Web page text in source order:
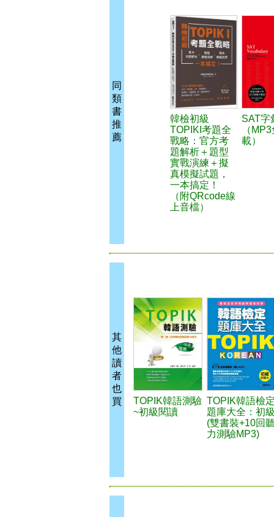
同
類
書
推
薦
韓檢初級
TOPIKI考題全
戰略：官方考
題解析＋題型
實戰演練＋擬
真模擬試題，
一本搞定！
（附QRcode線
上音檔）
SAT字
（
載）
其
他
讀
者
也
買
TOPIK韓語測驗
~初級閱讀
TOPIK韓語檢
題庫大全：初
(雙書裝+10回
力測驗MP3)